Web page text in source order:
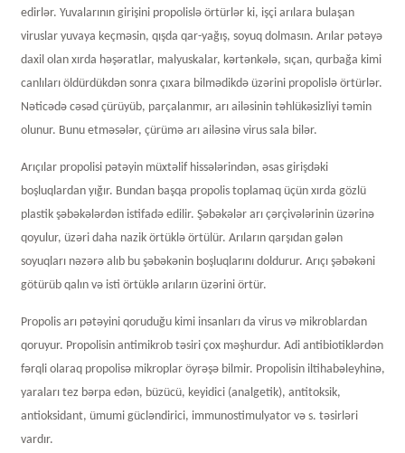
edirlər. Yuvalarının girişini propolislə örtürlər ki, işçi arılara bulaşan
viruslar yuvaya keçməsin, qışda qar-yağış, soyuq dolmasın. Arılar pətəyə
daxil olan xırda həşəratlar, malyuskalar, kərtənkələ, sıçan, qurbağa kimi
canlıları öldürdükdən sonra çıxara bilmədikdə üzərini propolislə örtürlər.
Nəticədə cəsəd çürüyüb, parçalanmır, arı ailəsinin təhlükəsizliyi təmin
olunur. Bunu etməsələr, çürümə arı ailəsinə virus sala bilər.
Arıçılar propolisi pətəyin müxtəlif hissələrindən, əsas girişdəki
boşluqlardan yığır. Bundan başqa propolis toplamaq üçün xırda gözlü
plastik şəbəkələrdən istifadə edilir. Şəbəkələr arı çərçivələrinin üzərinə
qoyulur, üzəri daha nazik örtüklə örtülür. Arıların qarşıdan gələn
soyuqları nəzərə alıb bu şəbəkənin boşluqlarını doldurur. Arıçı şəbəkəni
götürüb qalın və isti örtüklə arıların üzərini örtür.
Propolis arı pətəyini qoruduğu kimi insanları da virus və mikroblardan
qoruyur. Propolisin antimikrob təsiri çox məşhurdur. Adi antibiotiklərdən
fərqli olaraq propolisə mikroplar öyrəşə bilmir. Propolisin iltihabəleyhinə,
yaraları tez bərpa edən, büzücü, keyidici (analgetik), antitoksik,
antioksidant, ümumi gücləndirici, immunostimulyator və s. təsirləri
vardır.